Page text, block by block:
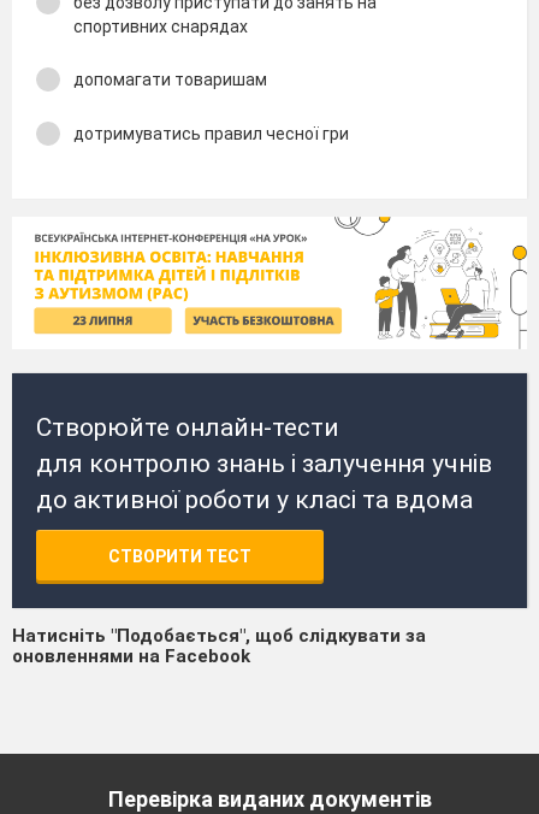
спортивних снарядах
допомагати товаришам
дотримуватись правил чесної гри
Створюйте онлайн-тести
для контролю знань і залучення учнів
до активної роботи у класі та вдома
СТВОРИТИ ТЕСТ
Натисніть "Подобається", щоб слідкувати за
оновленнями на Facebook
Перевірка виданих документів